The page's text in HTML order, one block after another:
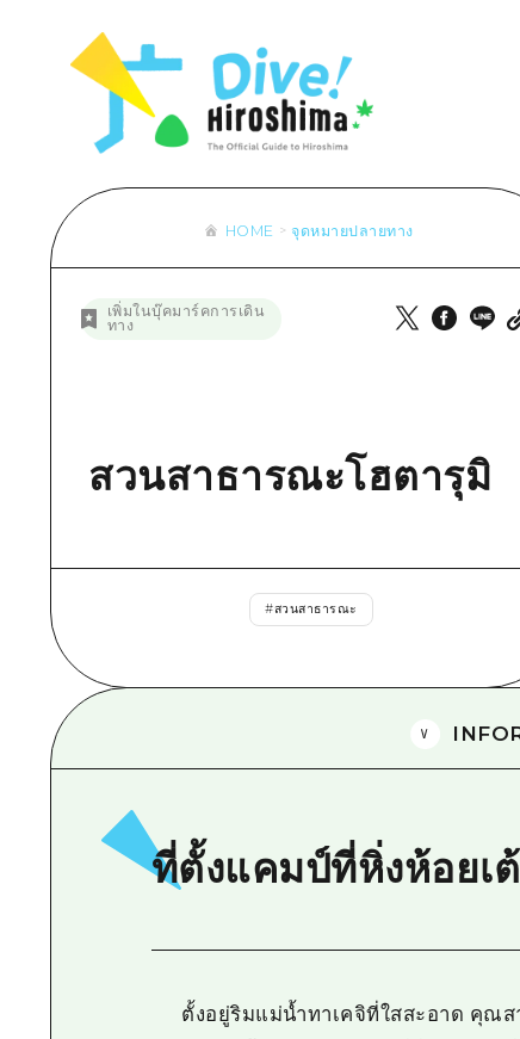
รายการ
คำแนะนำ
รายการ
อาหารรสเลิศ / สุรา
การปั่นจักรยาน
ช้อปปิ้ง
กีฬา ป
ธ
รายการ
คู่มือ Dive! Hiroshima
ฮิโรชิม่า โมชิ โมชิ ทราเวล
รายการ
เข้าถึงเข้าถึง
สรุปการจราจรรอง
ความแออัดของสิ่งอำนวยความสะดวก
ตั๋วเที่ยวคุ้มค่าตั๋วเที่ยวคุ้มค่า
บริการรับฝากและจัดส่งสัมภาระ
HOME จุดหมายปลายทาง
เพิ่มในบุ๊คมาร์คการเดิน
ทาง
สวนสาธารณะโฮตารุมิ
#สวนสาธารณะ
ที่ตั้งแคมป์ที่หิ่งห้อยเ
ตั้งอยู่ริมแม่น้ำทาเคจิที่ใสสะอาด คุณ